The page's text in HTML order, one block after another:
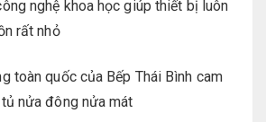
nghệ khoa học giúp thiết bị luôn
rất nhỏ
toàn quốc của Bếp Thái Bình cam
nửa đông nửa mát